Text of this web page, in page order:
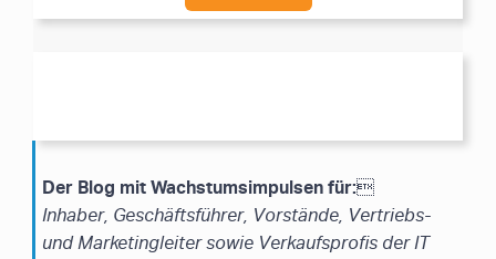
Der Blog mit Wachstumsimpulsen für:
Inhaber, Geschäftsführer, Vorstände, Vertriebs-
und Marketingleiter sowie Verkaufsprofis der IT